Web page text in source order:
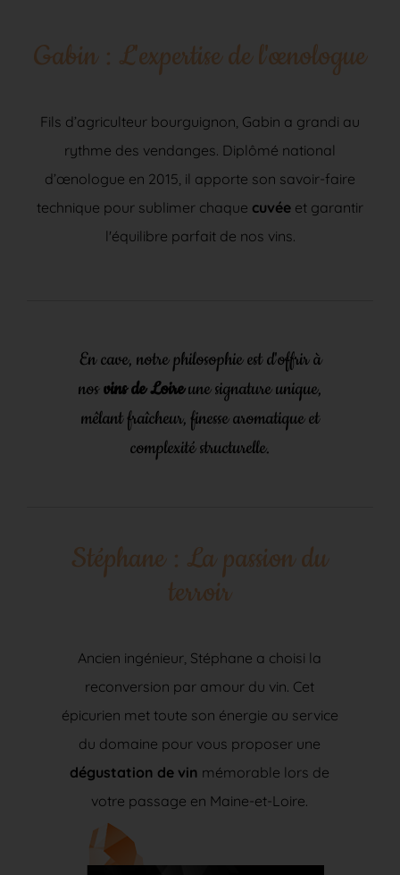
Gabin : L'expertise de l'œnologue
Fils d’agriculteur bourguignon, Gabin a grandi au
rythme des vendanges. Diplômé national
d’œnologue en 2015, il apporte son savoir-faire
technique pour sublimer chaque cuvée et garantir
l'équilibre parfait de nos vins.
En cave, notre philosophie est d'offrir à
nosvins de Loireune signature unique,
mêlant fraîcheur, finesse aromatique et
complexité structurelle.
Stéphane : La passion du
terroir
Ancien ingénieur, Stéphane a choisi la
reconversion par amour du vin. Cet
épicurien met toute son énergie au service
du domaine pour vous proposer une
dégustation de vin mémorable lors de
votre passage en Maine-et-Loire.